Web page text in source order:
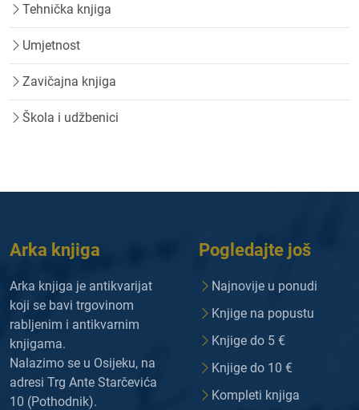
Tehnička knjiga
Umjetnost
Zavičajna knjiga
Škola i udžbenici
Arka knjiga
Arka knjiga je antikvarijat
koji se bavi trgovinom
rabljenim i antikvarnim
knjigama.
Nalazimo se u Osijeku, na
adresi Trg Ante Starčevića
10 (Pothodnik).
Pogledajte još
Najnovije u ponudi
Knjige na popustu
Knjige do 5 €
Knjige do 10 €
Kompleti knjiga